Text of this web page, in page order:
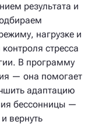
результата и
нагрузке и
стресса
В программу
— она помогает
адаптацию
бессонницы —
вернуть